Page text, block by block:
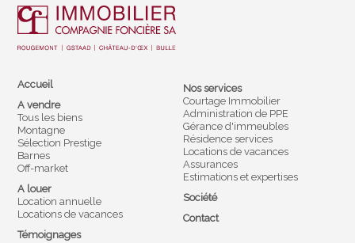
Accueil
A vendre
Tous les biens
Montagne
Sélection Prestige
Barnes
Off-market
A louer
Location annuelle
Locations de vacances
Témoignages
Nos services
Courtage Immobilier
Administration de PPE
Gérance d'immeubles
Résidence services
Locations de vacances
Assurances
Estimations et expertises
Société
Contact